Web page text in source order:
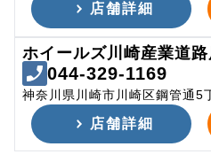
店舗詳細
ホイールズ川崎産業道路
044-329-1169
神奈川県川崎市川崎区鋼管通5
店舗詳細